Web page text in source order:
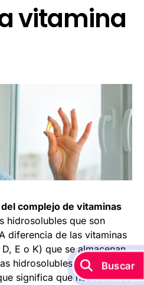
vitamina
complejo de vitaminas
hidrosolubles que son
diferencia de las vitaminas
E o K) que se almacenan
hidrosolublesse eliminan
significa que necesitamos